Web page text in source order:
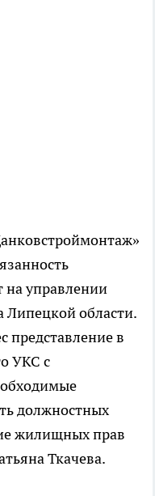
на управлении
Липецкой области.
представление в
УКС с
должностных
жилищных прав
Ткачева.